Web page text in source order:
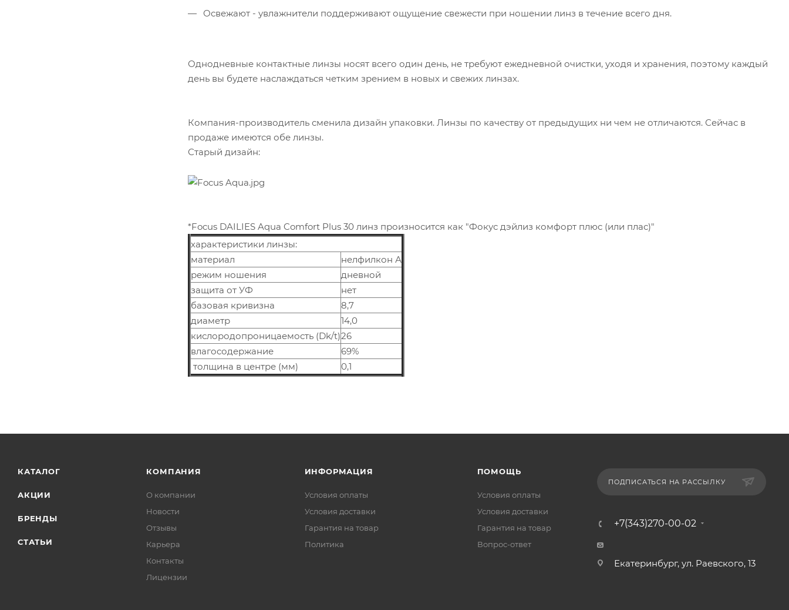
Освежают - увлажнители поддерживают ощущение свежести при ношении линз в течение всего дня.
Однодневные контактные линзы носят всего один день, не требуют ежедневной очистки, уходя и хранения, поэтому каждый
день вы будете наслаждаться четким зрением в новых и свежих линзах.
Компания-производитель сменила дизайн упаковки. Линзы по качеству от предыдущих ни чем не отличаются. Сейчас в
продаже имеются обе линзы.
Старый дизайн:
*Focus DAILIES Aqua Comfort Plus 30 линз произносится как "Фокус дэйлиз комфорт плюс (или плас)"
характеристики линзы:
материал
нелфилкон А
режим ношения
дневной
защита от УФ
нет
базовая кривизна
8,7
диаметр
14,0
кислородопроницаемость (Dk/t)26
влагосодержание
69%
толщина в центре (мм)
0,1
КАТАЛОГ
АКЦИИ
БРЕНДЫ
СТАТЬИ
КОМПАНИЯ
О компании
Новости
Отзывы
Карьера
Контакты
Лицензии
ИНФОРМАЦИЯ
Условия оплаты
Условия доставки
Гарантия на товар
Политика
ПОМОЩЬ
Условия оплаты
Условия доставки
Гарантия на товар
Вопрос-ответ
ПОДПИСАТЬСЯ НА РАССЫЛКУ
+7(343)270-00-02
Екатеринбург, ул. Раевского, 13